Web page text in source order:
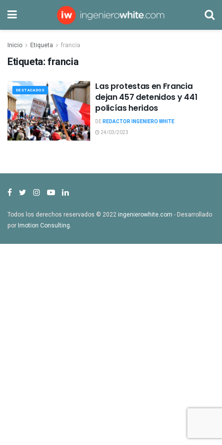
Inicio Etiqueta francia
Etiqueta:francia
DESTACADOS
Las protestas en Francia
dejan 457 detenidos y 441
policías heridos
DEREDACTOR INGENIERO WHITE
24/03/2023
Todos los derechos reservados © 2022ingenierowhite.com - Desarrollado
porImotion Consulting.